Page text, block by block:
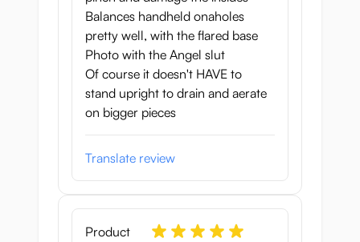
Height
Tip Diameter
1.6 cm
Base Diameter
Inner Opening
Material
Polypropylene (PP)
Net Weight
54 g
Balances handheld onaholes
pretty well, with the flared base
Photo with the Angel slut
Of course it doesn't HAVE to
stand upright to drain and aerate
on bigger pieces
Translate review
Product